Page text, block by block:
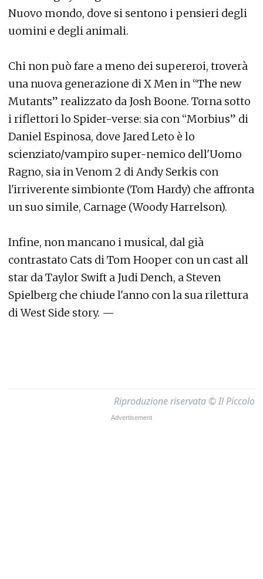
Nuovo mondo, dove si sentono i pensieri degli
uomini e degli animali.
Chi non può fare a meno dei supereroi, troverà
una nuova generazione di X Men in “The new
Mutants” realizzato da Josh Boone. Torna sotto
i riflettori lo Spider-verse: sia con “Morbius” di
Daniel Espinosa, dove Jared Leto è lo
scienziato/vampiro super-nemico dell'Uomo
Ragno, sia in Venom 2 di Andy Serkis con
l'irriverente simbionte (Tom Hardy) che affronta
un suo simile, Carnage (Woody Harrelson).
Infine, non mancano i musical, dal già
contrastato Cats di Tom Hooper con un cast all
star da Taylor Swift a Judi Dench, a Steven
Spielberg che chiude l'anno con la sua rilettura
di West Side story. —
Riproduzione riservata © Il Piccolo